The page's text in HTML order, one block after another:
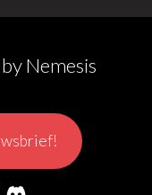
Nemesis